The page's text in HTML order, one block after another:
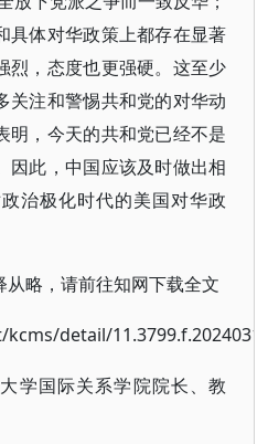
具体对华政策上都存在显著
烈，态度也更强硬。这至少
关注和警惕共和党的对华动
明，今天的共和党已经不是
因此，中国应该及时做出相
治极化时代的美国对华政
从略，请前往知网下载全文
detail/
学国际关系学院院长、教